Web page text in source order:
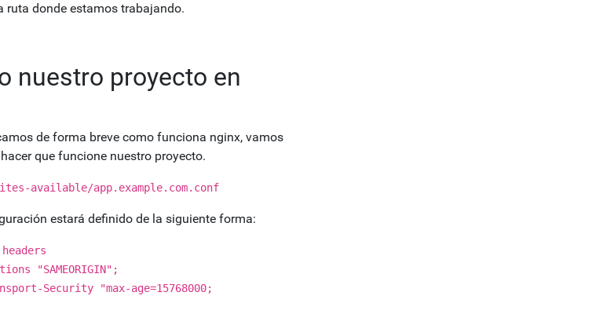
ruta donde estamos trabajando.
nuestro proyecto en
de forma breve como funciona nginx, vamos
hacer que funcione nuestro proyecto.
available/app.example.com.conf
estará definido de la siguiente forma:
"SAMEORIGIN";
Security "max-age=15768000;